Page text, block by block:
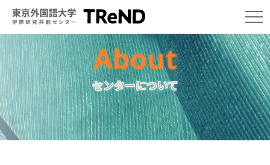
センターについて